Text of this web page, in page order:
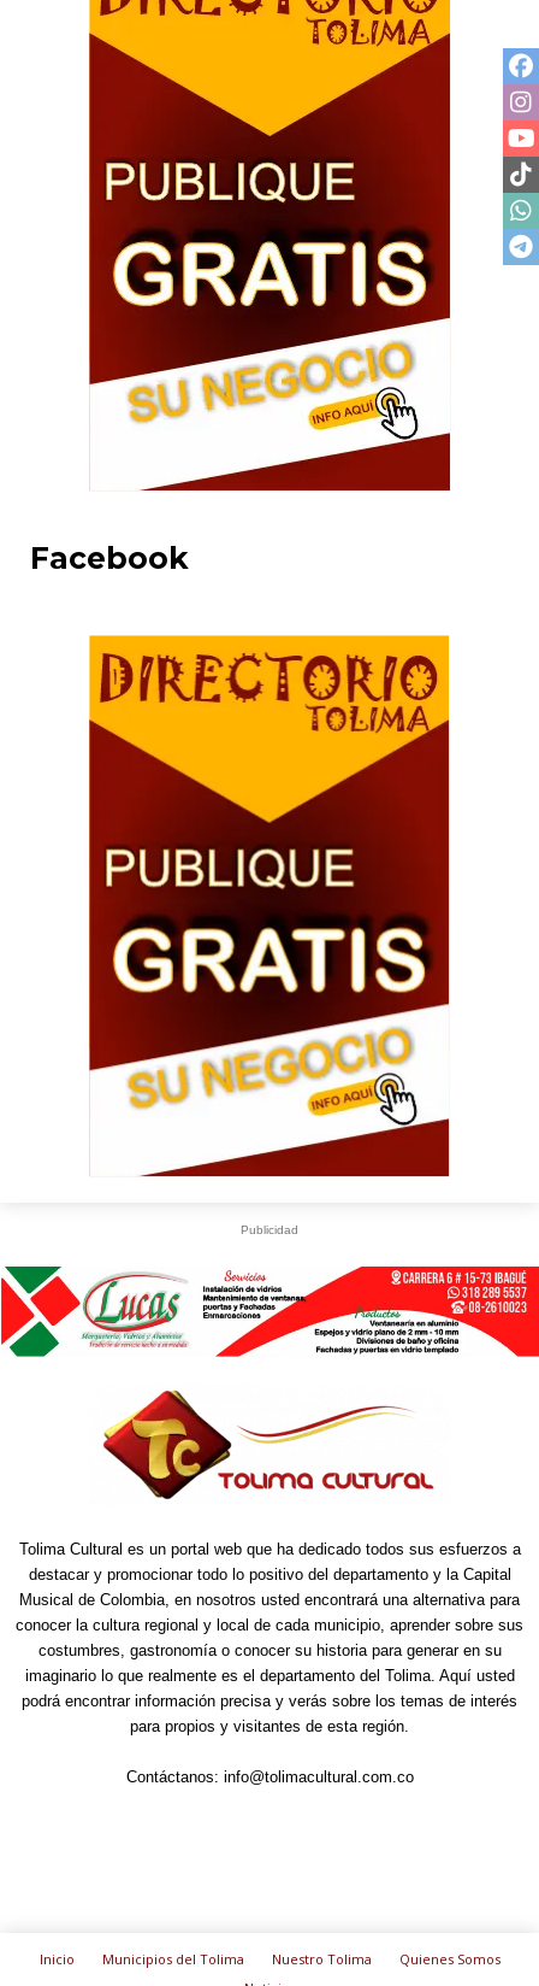
Facebook
Publicidad
Tolima Cultural es un portal web que ha dedicado todos sus esfuerzos a
destacar y promocionar todo lo positivo del departamento y la Capital
Musical de Colombia, en nosotros usted encontrará una alternativa para
conocer la cultura regional y local de cada municipio, aprender sobre sus
costumbres, gastronomía o conocer su historia para generar en su
imaginario lo que realmente es el departamento del Tolima. Aquí usted
podrá encontrar información precisa y verás sobre los temas de interés
para propios y visitantes de esta región.
Contáctanos: info@tolimacultural.com.co
Inicio Municipios del Tolima Nuestro Tolima
Quienes Somos